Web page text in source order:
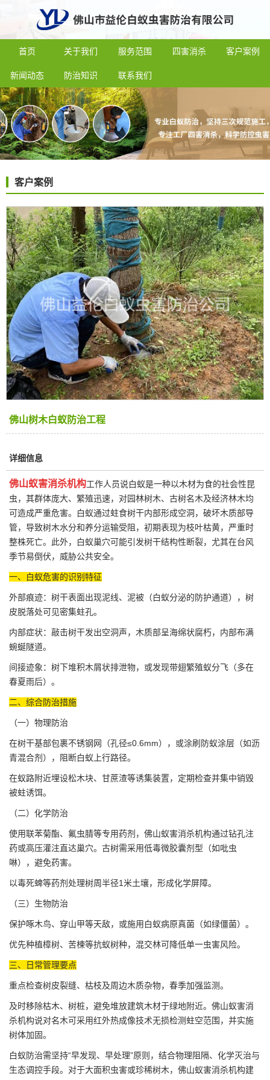
首页 关于我们 服务范围 四害消杀 客户案例
新闻动态 防治知识 联系我们
客户案例
佛山树木白蚁防治工程
详细信息
佛山蚁害消杀机构工作人员说白蚁是一种以木材为食的社会性昆
虫，其群体庞大、繁殖迅速，对园林树木、古树名木及经济林木均
可造成严重危害。白蚁通过蛀食树干内部形成空洞，破坏木质部导
管，导致树木水分和养分运输受阻，初期表现为枝叶枯黄，严重时
整株死亡。此外，白蚁巢穴可能引发树干结构性断裂，尤其在台风
季节易倒伏，威胁公共安全。
一、白蚁危害的识别特征
外部痕迹：树干表面出现泥线、泥被（白蚁分泌的防护通道），树
皮脱落处可见密集蛀孔。
内部症状：敲击树干发出空洞声，木质部呈海绵状腐朽，内部布满
蜿蜒隧道。
间接迹象：树下堆积木屑状排泄物，或发现带翅繁殖蚁分飞（多在
春夏雨后）。
二、综合防治措施
（一）物理防治
在树干基部包裹不锈钢网（孔径≤0.6mm），或涂刷防蚁涂层（如沥
青混合剂），阻断白蚁上行路径。
在蚁路附近埋设松木块、甘蔗渣等诱集装置，定期检查并集中销毁
被蛀诱饵。
（二）化学防治
使用联苯菊酯、氟虫腈等专用药剂，佛山蚁害消杀机构通过钻孔注
药或高压灌注直达巢穴。古树需采用低毒微胶囊剂型（如吡虫
啉），避免药害。
以毒死蜱等药剂处理树周半径1米土壤，形成化学屏障。
（三）生物防治
保护啄木鸟、穿山甲等天敌，或施用白蚁病原真菌（如绿僵菌）。
优先种植樟树、苦楝等抗蚁树种，混交林可降低单一虫害风险。
三、日常管理要点
重点检查树皮裂缝、枯枝及周边木质杂物，春季加强监测。
及时移除枯木、树桩，避免堆放建筑木材于绿地附近。佛山蚁害消
杀机构说对名木可采用红外热成像技术无损检测蛀空范围，并实施
树体加固。
白蚁防治需坚持“早发现、早处理”原则，结合物理阻隔、化学灭治与
生态调控手段。对于大面积虫害或珍稀树木，佛山蚁害消杀机构建